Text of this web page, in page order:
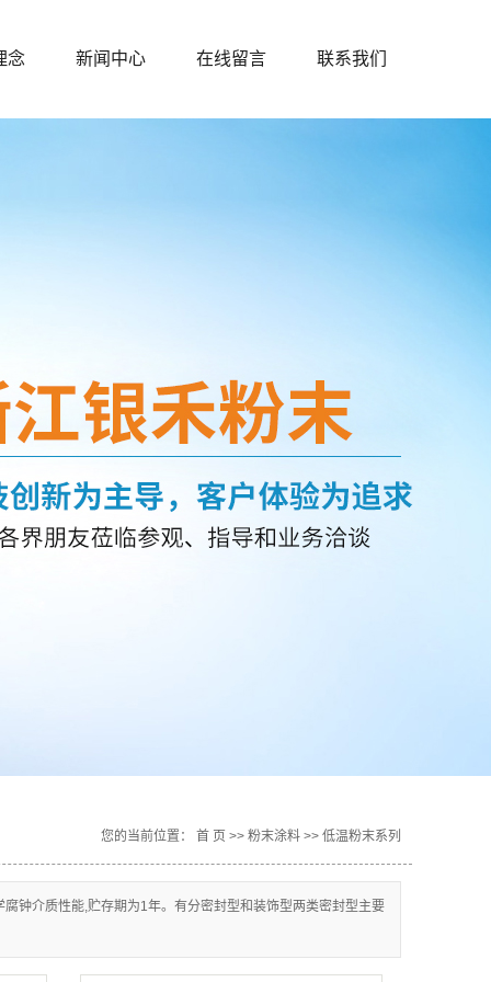
念 新闻中心 在线留言 联系我们
您的当前位置： 首 页 >> 粉末涂料 >> 低温粉末系列
钟介质性能,贮存期为1年。有分密封型和装饰型两类密封型主要